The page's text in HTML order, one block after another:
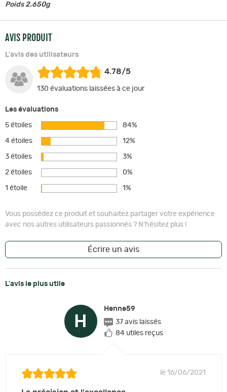
Poids 2.650g
AVIS PRODUIT
L'avis des utilisateurs
4.78/5
130 évaluations laissées à ce jour
Les évaluations
5 étoiles 84%
4 étoiles 12%
3 étoiles 3%
2 étoiles 0%
1 étoile 1%
Vous possédez ce produit et souhaitez partager votre expérience
avec nos autres utilisateurs passionnés ? N'hésitez plus !
Écrire un avis
L'avis le plus utile
H
Henne59
37 avis laissés
84 utiles reçus
le 16/06/2021